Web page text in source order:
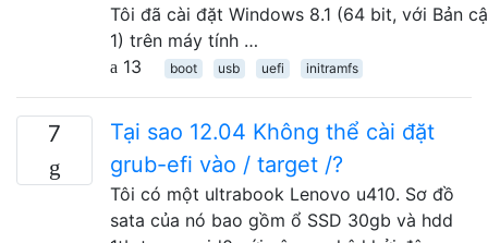
Tôi đã cài đặt Windows 8.1 (64 bit, với Bản
1) trên máy tính …
13
boot usb uefi initramfs
7
Tại sao 12.04 Không thể cài đặt
grub-efi vào / target /?
Tôi có một ultrabook Lenovo u410. Sơ đồ
sata của nó bao gồm ổ SSD 30gb và hdd